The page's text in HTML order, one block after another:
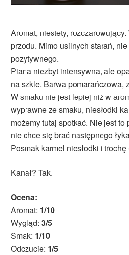
Aromat, niestety,
przodu. Mimo usilnych starań,
pozytywnego.
Piana niezbyt intensywna, ale
na szkle. Barwa pomarańczowa,
W smaku nie jest lepiej niż w
wyprawne ze smaku, niesłodki
możemy tutaj spotkać. Nie jest
nie chce się brać następnego
Posmak karmel niesłodki i trochę
Kanał? Tak.
Ocena:
Aromat: 1/10
Wygląd:3/5
Smak: 1/10
Odczucie: 1/5